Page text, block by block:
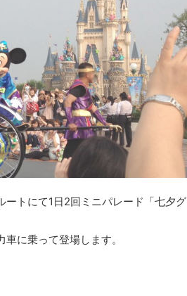
トにて1日2回ミニパレード「七夕グ
に乗って登場します。